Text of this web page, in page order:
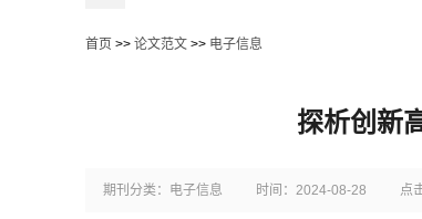
首页 >> 论文范文 >> 电子信息
探析创新
期刊分类：电子信息 时间：2024-08-28 点